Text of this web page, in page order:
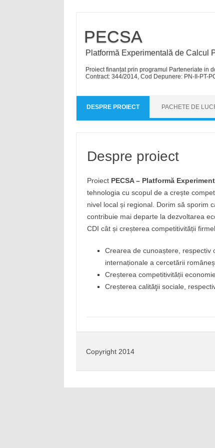
PECSA
Platformă Experimentală de Calcul
Proiect finanțat prin programul Parteneriate in
Contract: 344/2014, Cod Depunere: PN-II-PT-
DESPRE PROIECT PACHETE DE
Despre proiect
Proiect PECSA – Platformă
tehnologia cu scopul de a crește
nivel local și regional. Dorim să sporim
contribuie mai departe la dezvoltarea
CDI cât și creșterea competitivității
Crearea de cunoaștere, respectiv
internaționale a cercetării
Creșterea competitivității
Creșterea calităţii sociale,
Copyright 2014